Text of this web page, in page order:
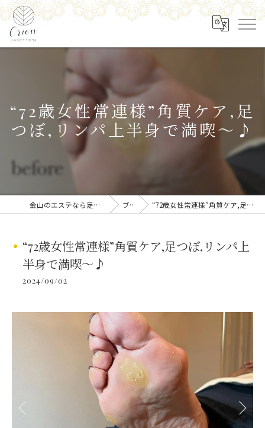
“72歳女性常連様”角質ケア,足
つぼ,リンパ上半身で満喫〜♪
金山のエステなら足の角質ケア専門店 Orion ブログ “72歳女性常連様”角質ケア,足つぼ,リンパ上半身で満喫〜♪
“72歳女性常連様”角質ケア,足つぼ,リンパ上
半身で満喫〜♪
2024/09/02